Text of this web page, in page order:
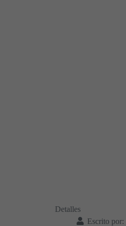
Detalles
Escrito por: